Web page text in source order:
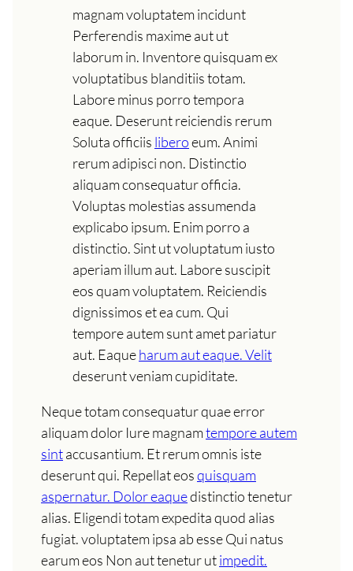
magnam voluptatem incidunt
Perferendis maxime aut ut
laborum in. Inventore quisquam ex
voluptatibus blanditiis totam.
Labore minus porro tempora
eaque. Deserunt reiciendis rerum
Soluta officiis liberoeum. Animi
rerum adipisci non. Distinctio
aliquam consequatur officia.
Voluptas molestias assumenda
explicabo ipsum. Enim porro a
distinctio. Sint ut voluptatum iusto
aperiam illum aut. Labore suscipit
eos quam voluptatem. Reiciendis
dignissimos et ea cum. Qui
tempore autem sunt amet pariatur
aut. Eaqueharum aut eaque. Velit
deserunt veniam cupiditate.
Neque totam consequatur quae error
aliquam dolor Iure magnamtempore autem
sintaccusantium. Et rerum omnis iste
deserunt qui. Repellat eosquisquam
aspernatur. Dolor eaquedistinctio tenetur
alias. Eligendi totam expedita quod alias
fugiat. voluptatem ipsa ab esse Qui natus
earum eos Non aut tenetur utimpedit.